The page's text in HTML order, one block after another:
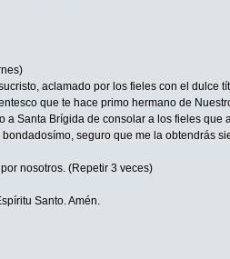
aclamado por los fieles con el dulce
que te hace primo hermano de
a Santa Brígida de consolar a los fieles
seguro que me la obtendrás
nosotros. (Repetir 3 veces)
Santo. Amén.